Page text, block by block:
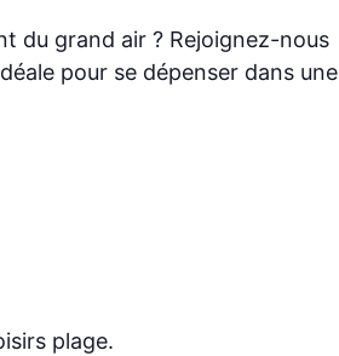
du grand air ? Rejoignez-nous
pour se dépenser dans une
plage.